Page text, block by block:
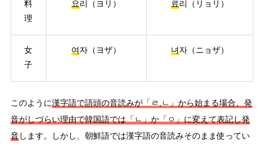
料
理
요리（ヨリ） 료리（リョリ）
女
子
여자（ヨザ） 녀자（ニョザ）
このように漢字語で語頭の音読みが「ㄹ,ㄴ」から始まる場合、発
音がしづらい理由で韓国語では「ㄴ」か「ㅇ」に変えて表記し発
音します。しかし、朝鮮語では漢字語の音読みそのまま使ってい